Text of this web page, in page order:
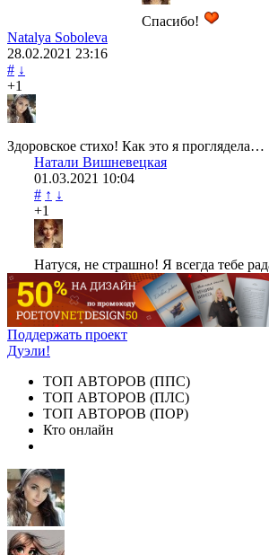
Спасибо!
Natalya Soboleva
28.02.2021 23:16
# ↓
+1
Здоровское стихо! Как это я проглядела…
Натали Вишневецкая
01.03.2021 10:04
# ↑ ↓
+1
Натуся, не страшно! Я всегда тебе
Поддержать проект
Дуэли!
ТОП АВТОРОВ (ППС)
ТОП АВТОРОВ (ПЛС)
ТОП АВТОРОВ (ПОР)
Кто онлайн